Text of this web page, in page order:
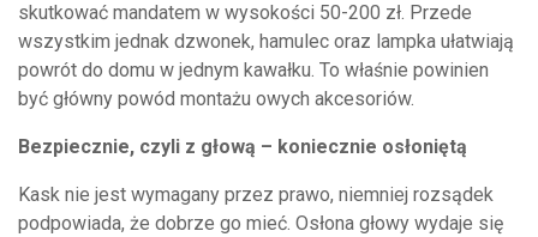
skutkować mandatem w wysokości 50-200 zł. Przede
wszystkim jednak dzwonek, hamulec oraz lampka ułatwiają
powrót do domu w jednym kawałku. To właśnie powinien
być główny powód montażu owych akcesoriów.
Bezpiecznie, czyli z głową – koniecznie osłoniętą
Kask nie jest wymagany przez prawo, niemniej rozsądek
podpowiada, że dobrze go mieć. Osłona głowy wydaje się